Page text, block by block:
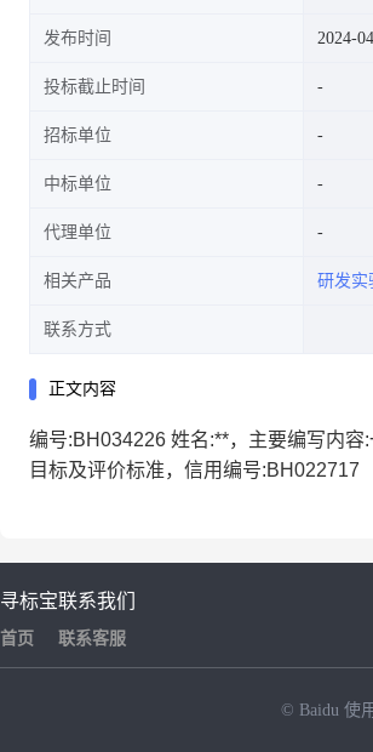
发布时间 2024-
投标截止时间
招标单位
中标单位
代理单位
相关产品 研发实
联系方式
正文内容
编号:BH034226 姓名:**，主要编写内
目标及评价标准，信用编号:BH022717
寻标宝
首页
联系我们
联系客服
© Baidu 使